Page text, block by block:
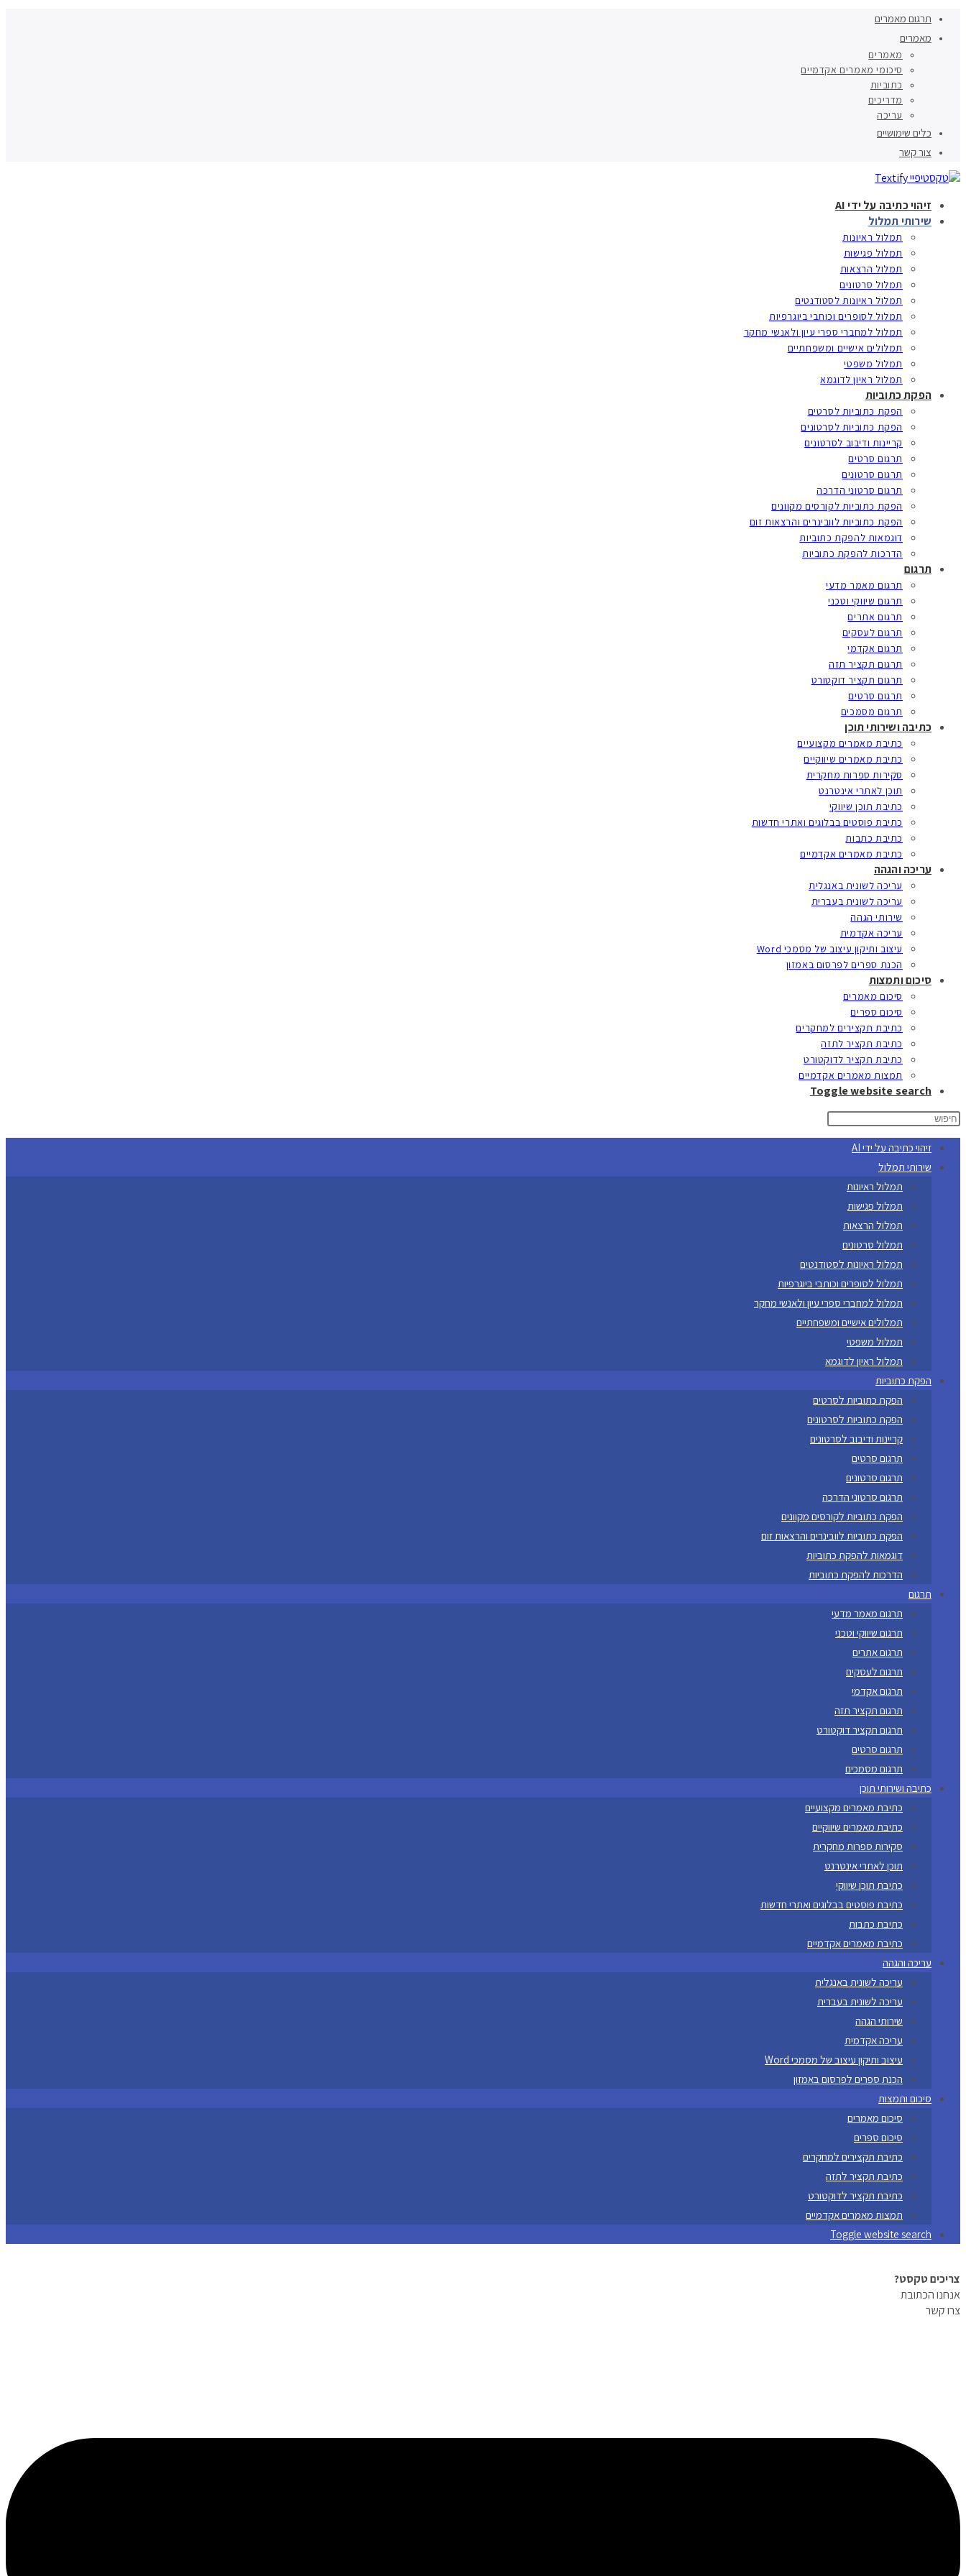
תרגום מאמרים
מאמרים
מאמרים
סיכומי מאמרים אקדמיים
כתוביות
מדריכים
עריכה
כלים שימושיים
צור קשר
זיהוי כתיבה על ידי AI
שירותי תמלול
תמלול ראיונות
תמלול פגישות
תמלול הרצאות
תמלול סרטונים
תמלול ראיונות לסטודנטים
תמלול לסופרים וכותבי ביוגרפיות
תמלול למחברי ספרי עיון ולאנשי מחקר
תמלולים אישיים ומשפחתיים
תמלול משפטי
תמלול ראיון לדוגמא
הפקת כתוביות
הפקת כתוביות לסרטים
הפקת כתוביות לסרטונים
קריינות ודיבוב לסרטונים
תרגום סרטים
תרגום סרטונים
תרגום סרטוני הדרכה
הפקת כתוביות לקורסים מקוונים
הפקת כתוביות לוובינרים והרצאות זום
דוגמאות להפקת כתוביות
הדרכות להפקת כתוביות
תרגום
תרגום מאמר מדעי
תרגום שיווקי וטכני
תרגום אתרים
תרגום לעסקים
תרגום אקדמי
תרגום תקציר תזה
תרגום תקציר דוקטורט
תרגום סרטים
תרגום מסמכים
כתיבה ושירותי תוכן
כתיבת מאמרים מקצועיים
כתיבת מאמרים שיווקיים
סקירות ספרות מחקרית
תוכן לאתרי אינטרנט
כתיבת תוכן שיווקי
כתיבת פוסטים בבלוגים ואתרי חדשות
כתיבת כתבות
כתיבת מאמרים אקדמיים
עריכה והגהה
עריכה לשונית באנגלית
עריכה לשונית בעברית
שירותי הגהה
עריכה אקדמית
עיצוב ותיקון עיצוב של מסמכי Word
הכנת ספרים לפרסום באמזון
סיכום ותמצות
סיכום מאמרים
סיכום ספרים
כתיבת תקצירים למחקרים
כתיבת תקציר לתזה
כתיבת תקציר לדוקטורט
תמצות מאמרים אקדמיים
Toggle website search
זיהוי כתיבה על ידי AI
שירותי תמלול
תמלול ראיונות
תמלול פגישות
תמלול הרצאות
תמלול סרטונים
תמלול ראיונות לסטודנטים
תמלול לסופרים וכותבי ביוגרפיות
תמלול למחברי ספרי עיון ולאנשי מחקר
תמלולים אישיים ומשפחתיים
תמלול משפטי
תמלול ראיון לדוגמא
הפקת כתוביות
הפקת כתוביות לסרטים
הפקת כתוביות לסרטונים
קריינות ודיבוב לסרטונים
תרגום סרטים
תרגום סרטונים
תרגום סרטוני הדרכה
הפקת כתוביות לקורסים מקוונים
הפקת כתוביות לוובינרים והרצאות זום
דוגמאות להפקת כתוביות
הדרכות להפקת כתוביות
תרגום
תרגום מאמר מדעי
תרגום שיווקי וטכני
תרגום אתרים
תרגום לעסקים
תרגום אקדמי
תרגום תקציר תזה
תרגום תקציר דוקטורט
תרגום סרטים
תרגום מסמכים
כתיבה ושירותי תוכן
כתיבת מאמרים מקצועיים
כתיבת מאמרים שיווקיים
סקירות ספרות מחקרית
תוכן לאתרי אינטרנט
כתיבת תוכן שיווקי
כתיבת פוסטים בבלוגים ואתרי חדשות
כתיבת כתבות
כתיבת מאמרים אקדמיים
עריכה והגהה
עריכה לשונית באנגלית
עריכה לשונית בעברית
שירותי הגהה
עריכה אקדמית
עיצוב ותיקון עיצוב של מסמכי Word
הכנת ספרים לפרסום באמזון
סיכום ותמצות
סיכום מאמרים
סיכום ספרים
כתיבת תקצירים למחקרים
כתיבת תקציר לתזה
כתיבת תקציר לדוקטורט
תמצות מאמרים אקדמיים
Toggle website search
צריכים טקסט?
אנחנו הכתובת
צרו קשר